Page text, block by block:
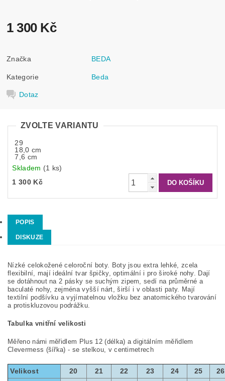
1 300 Kč
Značka BEDA
Kategorie Beda
Dotaz
ZVOLTE VARIANTU
29
18,0 cm
7,6 cm
Skladem (1 ks)
1 300 Kč
POPIS
DISKUZE
Nízké celokožené celoroční boty. Boty jsou extra lehké, zcela
flexibilní, mají ideální tvar špičky, optimální i pro široké nohy. Dají
se dotáhnout na 2 pásky se suchým zipem, sedí na průměrné a
baculaté nohy, zejména vyšší nárt, širší i v oblasti paty. Mají
textilní podšívku a vyjímatelnou vložku bez anatomického tvarování
a protiskluzovou podrážku.
Tabulka vnitřní velikosti
Měřeno námi měřidlem Plus 12 (délka) a digitálním měřidlem
Clevermess (šířka) - se stelkou, v centimetrech
Velikost 20 21 22 23 24 25
26